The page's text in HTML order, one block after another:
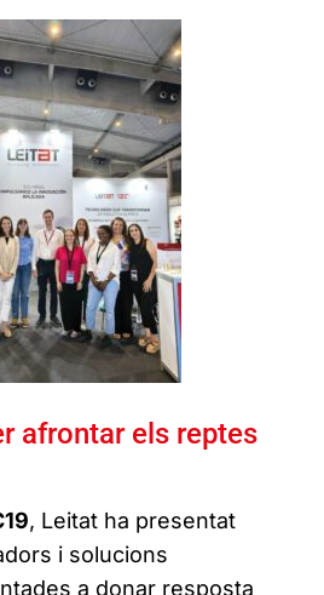
afrontar els reptes
, Leitat ha presentat
i solucions
a donar resposta